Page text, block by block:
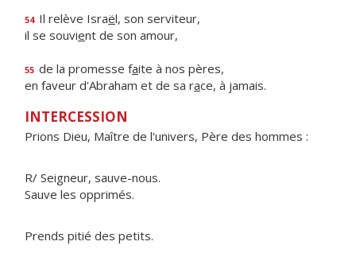
54 Il relève Israël, son serviteur,
il se souvient de son amour,
55 de la promesse faite à nos pères,
en faveur d'Abraham et de sa race, à jamais.
INTERCESSION
Prions Dieu, Maître de l'univers, Père des hommes :
R/ Seigneur, sauve-nous.
Sauve les opprimés.
Prends pitié des petits.